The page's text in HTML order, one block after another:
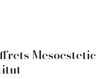
Mesoestetic